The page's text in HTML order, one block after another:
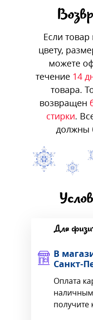
Если
цвету,
можете
течение 14
товара.
возвращен
стирки.
должны
Оплата
получите
В
Санкт-
Для